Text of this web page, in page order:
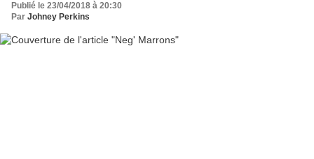
Publié le 23/04/2018 à 20:30
Par Johney Perkins